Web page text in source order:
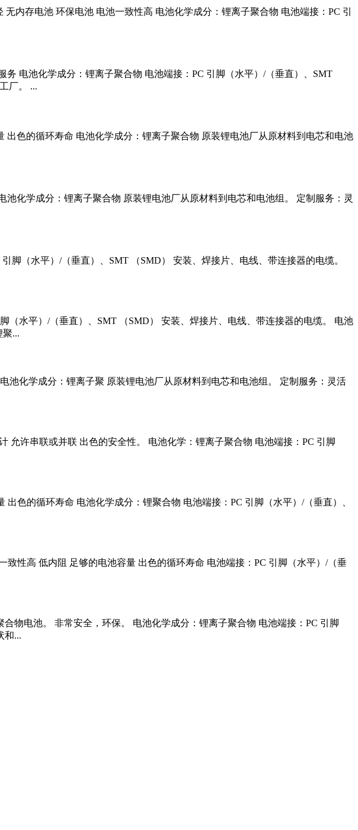
内存电池 环保电池 电池一致性高 电池化学成分：锂离子聚合物 电池端接：PC 引
电池化学成分：锂离子聚合物 电池端接：PC 引脚（水平）/（垂直）、SMT
厂。 ...
色的循环寿命 电池化学成分：锂离子聚合物 原装锂电池厂从原材料到电芯和电池
化学成分：锂离子聚合物 原装锂电池厂从原材料到电芯和电池组。 定制服务：灵
（水平）/（垂直）、SMT （SMD） 安装、焊接片、电线、带连接器的电缆。
水平）/（垂直）、SMT （SMD） 安装、焊接片、电线、带连接器的电缆。 电池
聚...
池化学成分：锂离子聚 原装锂电池厂从原材料到电芯和电池组。 定制服务：灵活
允许串联或并联 出色的安全性。 电池化学：锂离子聚合物 电池端接：PC 引脚
色的循环寿命 电池化学成分：锂聚合物 电池端接：PC 引脚（水平）/（垂直）、
致性高 低内阻 足够的电池容量 出色的循环寿命 电池端接：PC 引脚（水平）/（垂
物电池。 非常安全，环保。 电池化学成分：锂离子聚合物 电池端接：PC 引脚
和...